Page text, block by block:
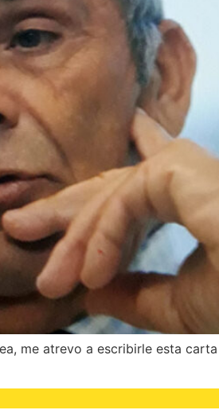
me atrevo a escribirle esta